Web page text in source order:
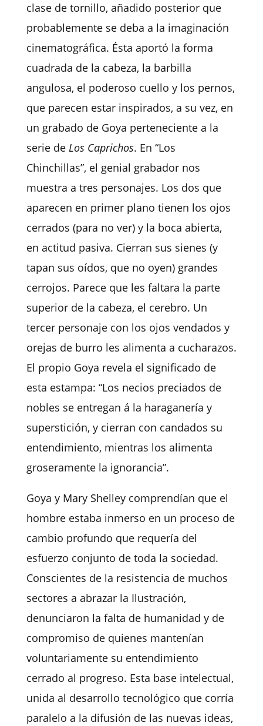
clase de tornillo, añadido posterior que
probablemente se deba a la imaginación
cinematográfica. Ésta aportó la forma
cuadrada de la cabeza, la barbilla
angulosa, el poderoso cuello y los pernos,
que parecen estar inspirados, a su vez, en
un grabado de Goya perteneciente a la
serie de Los Caprichos. En “Los
Chinchillas”, el genial grabador nos
muestra a tres personajes. Los dos que
aparecen en primer plano tienen los ojos
cerrados (para no ver) y la boca abierta,
en actitud pasiva. Cierran sus sienes (y
tapan sus oídos, que no oyen) grandes
cerrojos. Parece que les faltara la parte
superior de la cabeza, el cerebro. Un
tercer personaje con los ojos vendados y
orejas de burro les alimenta a cucharazos.
El propio Goya revela el significado de
esta estampa: “Los necios preciados de
nobles se entregan á la haraganería y
superstición, y cierran con candados su
entendimiento, mientras los alimenta
groseramente la ignorancia”.
Goya y Mary Shelley comprendían que el
hombre estaba inmerso en un proceso de
cambio profundo que requería del
esfuerzo conjunto de toda la sociedad.
Conscientes de la resistencia de muchos
sectores a abrazar la Ilustración,
denunciaron la falta de humanidad y de
compromiso de quienes mantenían
voluntariamente su entendimiento
cerrado al progreso. Esta base intelectual,
unida al desarrollo tecnológico que corría
paralelo a la difusión de las nuevas ideas,